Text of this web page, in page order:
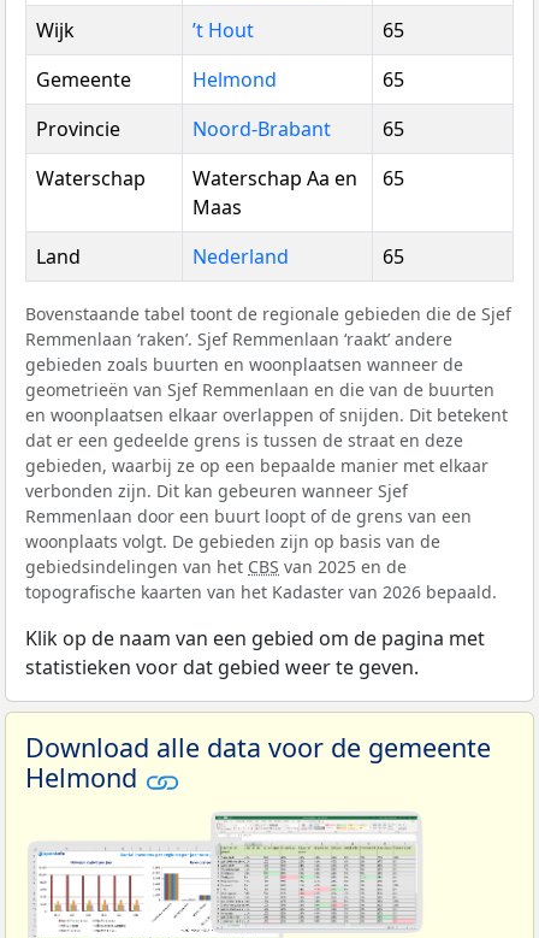
Wijk
’t Hout
65
Gemeente
Helmond
65
Provincie
Noord-Brabant
65
Waterschap
Waterschap Aa en
Maas
65
Land Nederland 65
Bovenstaande tabel toont de regionale gebieden die de Sjef
Remmenlaan ‘raken’. Sjef Remmenlaan ‘raakt’ andere
gebieden zoals buurten en woonplaatsen wanneer de
geometrieën van Sjef Remmenlaan en die van de buurten
en woonplaatsen elkaar overlappen of snijden. Dit betekent
dat er een gedeelde grens is tussen de straat en deze
gebieden, waarbij ze op een bepaalde manier met elkaar
verbonden zijn. Dit kan gebeuren wanneer Sjef
Remmenlaan door een buurt loopt of de grens van een
woonplaats volgt. De gebieden zijn op basis van de
gebiedsindelingen van het CBS van 2025 en de
topografische kaarten van het Kadaster van 2026 bepaald.
Klik op de naam van een gebied om de pagina met
statistieken voor dat gebied weer te geven.
Download alle data voor de gemeente
Helmond